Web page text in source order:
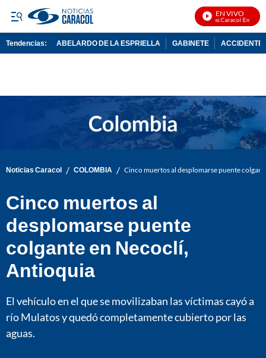
EN VIVO
Noticias Caracol En Vivo
Tendencias: ABELARDO DE LA ESPRIELLA GABINETE ACCIDENTE
Noticias Caracol / COLOMBIA / Cinco muertos al desplomarse puente
Cinco muertos al
desplomarse puente
colgante en Necoclí,
Antioquia
El vehículo en el que se movilizaban las víctimas cayó a
río Mulatos y quedó completamente cubierto por las
aguas.